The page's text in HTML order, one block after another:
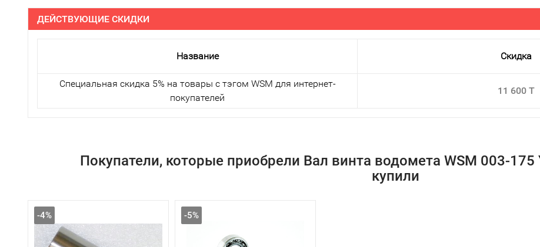
ДЕЙСТВУЮЩИЕ СКИДКИ
Название Скидка
Специальная скидка 5% на товары с тэгом WSM для интернет-
покупателей
11 600 T
Покупатели, которые приобрели Вал винта водомета WSM 003-175
купили
-4% -5%